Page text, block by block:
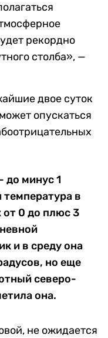
рекордно
столба», —
двое суток
опускаться
до минус 1
в
от 0 до плюс 3
и в среду она
но еще
северо-
она.
не ожидается